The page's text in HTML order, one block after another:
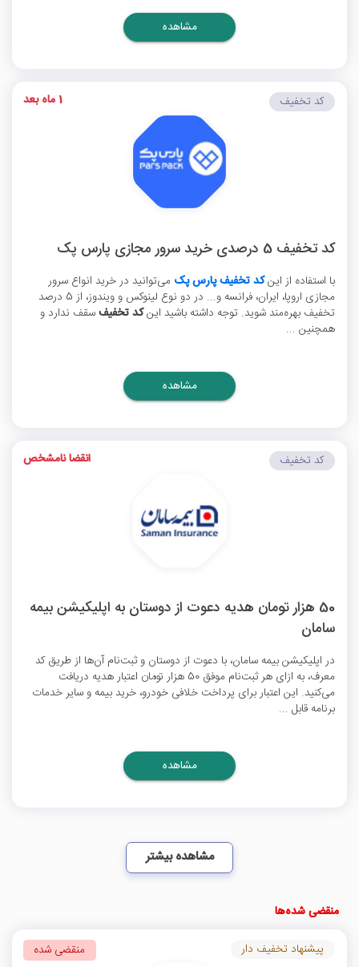
مشاهده
کد تخفیف 5 درصدی خرید سرور مجازی پارس پک
با استفاده از اینکد تخفیف پارس پک می‌توانید در خرید انواع سرور
مجازی اروپا، ایران، فرانسه و... در دو نوع لینوکس و ویندوز، از 5 درصد
تخفیف بهره‌مند شوید. توجه داشته باشید اینکد تخفیفسقف ندارد و
همچنین ...
کد تخفیف 1 ماه بعد
مشاهده
50 هزار تومان هدیه دعوت از دوستان به اپلیکیشن بیمه
سامان
در اپلیکیشن بیمه سامان، با دعوت از دوستان و ثبت‌نام آن‌ها از طریق کد
معرف، به ازای هر ثبت‌نام موفق 50 هزار تومان اعتبار هدیه دریافت
می‌کنید. این اعتبار برای پرداخت خلافی خودرو، خرید بیمه و سایر خدمات
برنامه قابل ...
کد تخفیف انقضا نامشخص
مشاهده
مشاهده بیشتر
منقضی شده‌ها
پیشنهاد تخفیف دار منقضی شده